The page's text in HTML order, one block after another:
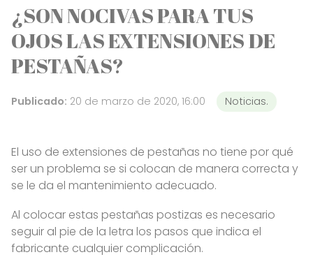
¿SON NOCIVAS PARA TUS
OJOS LAS EXTENSIONES DE
PESTAÑAS?
Publicado: 20 de marzo de 2020, 16:00 Noticias.
El uso de extensiones de pestañas no tiene por qué
ser un problema se si colocan de manera correcta y
se le da el mantenimiento adecuado.
Al colocar estas pestañas postizas es necesario
seguir al pie de la letra los pasos que indica el
fabricante cualquier complicación.